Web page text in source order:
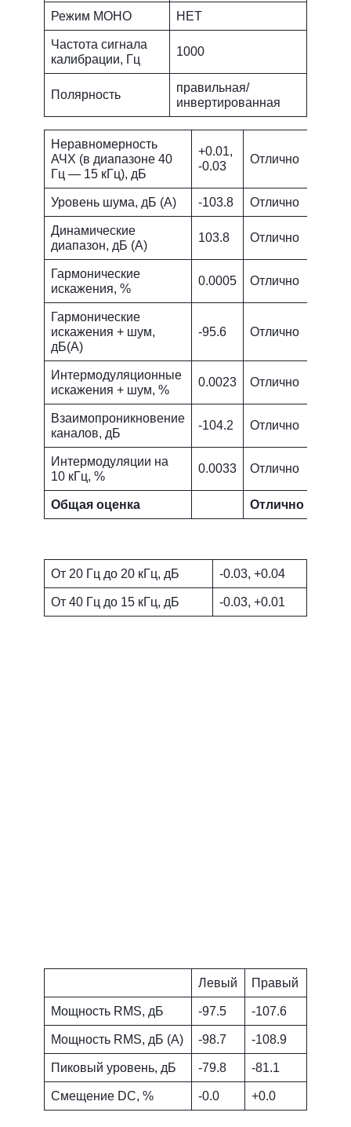
Режим МОНО НЕТ
Частота сигнала
калибрации, Гц
1000
Полярность
правильная/
инвертированная
Неравномерность
АЧХ (в диапазоне 40
Гц — 15 кГц), дБ
+0.01,
-0.03
Отлично
Уровень шума, дБ (А) -103.8 Отлично
Динамические
диапазон, дБ (А)
103.8 Отлично
Гармонические
искажения, %
0.0005 Отлично
Гармонические
искажения + шум,
дБ(A)
-95.6 Отлично
Интермодуляционные
искажения + шум, %
0.0023 Отлично
Взаимопроникновение
каналов, дБ
-104.2 Отлично
Интермодуляции на
10 кГц, %
0.0033 Отлично
Общая оценка Отлично
От 20 Гц до 20 кГц, дБ -0.03, +0.04
От 40 Гц до 15 кГц, дБ -0.03, +0.01
Левый Правый
Мощность RMS, дБ -97.5 -107.6
Мощность RMS, дБ (A) -98.7 -108.9
Пиковый уровень, дБ -79.8 -81.1
Смещение DC, % -0.0 +0.0